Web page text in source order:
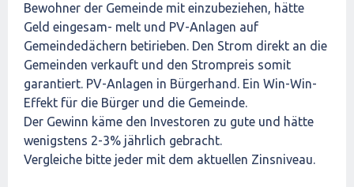
Bewohner der Gemeinde mit einzubeziehen, hätte
Geld eingesam- melt und PV-Anlagen auf
Gemeindedächern betirieben. Den Strom direkt an die
Gemeinden verkauft und den Strompreis somit
garantiert. PV-Anlagen in Bürgerhand. Ein Win-Win-
Effekt für die Bürger und die Gemeinde.
Der Gewinn käme den Investoren zu gute und hätte
wenigstens 2-3% jährlich gebracht.
Vergleiche bitte jeder mit dem aktuellen Zinsniveau.